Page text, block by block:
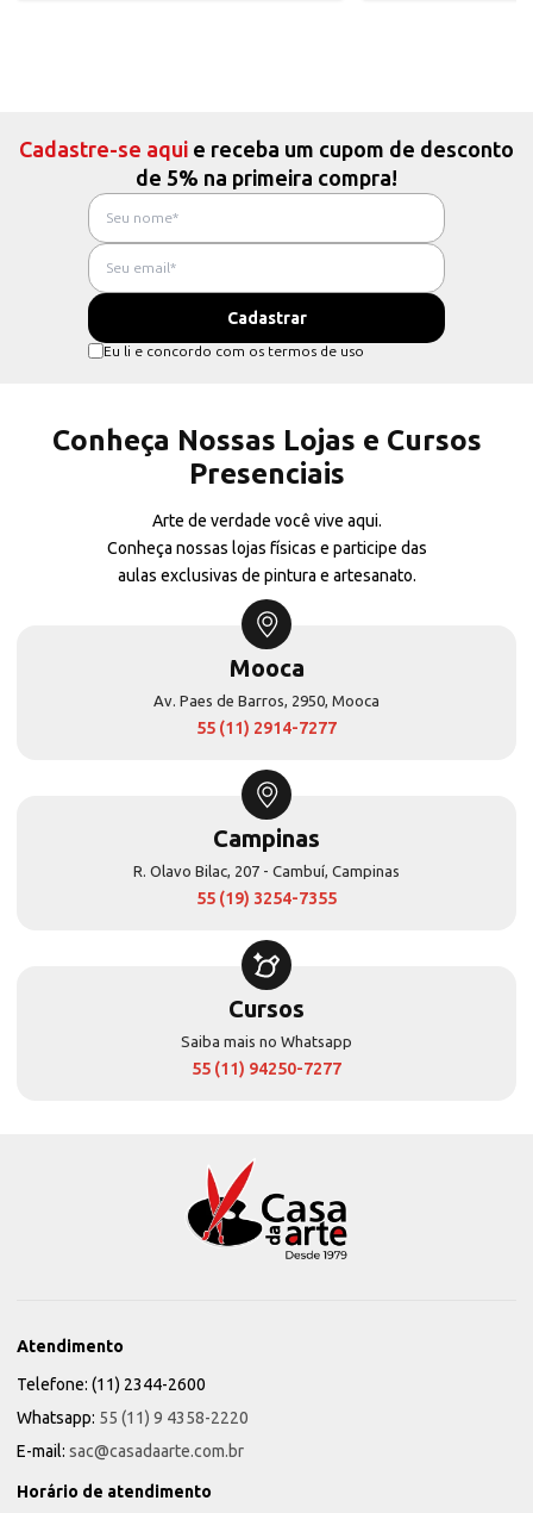
Cadastre-se aqui e receba um cupom de desconto
de 5% na primeira compra!
Eu li e concordo com os termos de uso
Conheça Nossas Lojas e Cursos
Presenciais
Arte de verdade você vive aqui.
Conheça nossas lojas físicas e participe das
aulas exclusivas de pintura e artesanato.
Mooca
Av. Paes de Barros, 2950, Mooca
55 (11) 2914-7277
Campinas
R. Olavo Bilac, 207 - Cambuí, Campinas
55 (19) 3254-7355
Cursos
Saiba mais no Whatsapp
55 (11) 94250-7277
Atendimento
Telefone: (11) 2344-2600
Whatsapp: 55 (11) 9 4358-2220
E-mail: sac@casadaarte.com.br
Horário de atendimento